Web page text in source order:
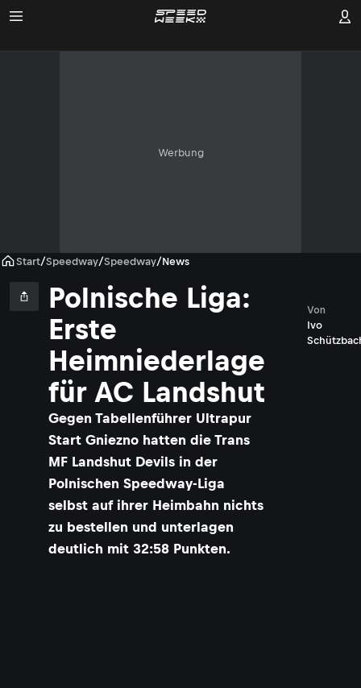
Werbung
Start/Speedway/Speedway/News
Polnische Liga:
Erste
Heimniederlage
für AC Landshut
Gegen Tabellenführer Ultrapur
Start Gniezno hatten die Trans
MF Landshut Devils in der
Polnischen Speedway-Liga
selbst auf ihrer Heimbahn nichts
zu bestellen und unterlagen
deutlich mit 32:58 Punkten.
Ivo
Von